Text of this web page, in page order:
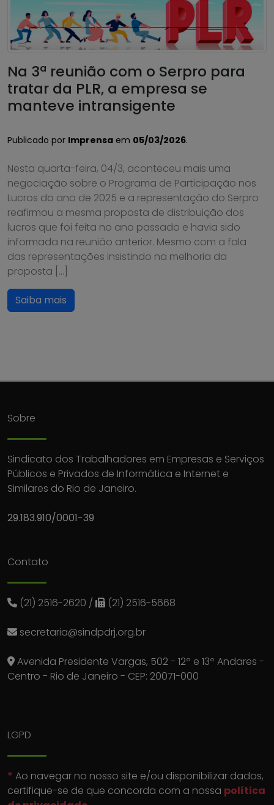
Na 3ª reunião com o Serpro para
tratar da PLR, a empresa se
manteve intransigente
Publicado por Imprensa em 05/03/2026.
Nesta quarta-feira, 04/3, aconteceu mais uma
negociação sobre o Programa de Participação nos
Lucros do ano de 2025 e a representação do Serpro
reafirmou a mesma proposta de distribuição dos
lucros que foi feita no ano passado e havia sido
informada na reunião anterior. Mesmo com a fala
das representações insistindo na melhoria da
proposta […]
Saiba mais
Sobre
Sindicato dos Trabalhadores em Empresas e Serviços
Públicos e Privados de Informática e Internet e
Similares do Rio de Janeiro.
29.183.910/0001-39
Contato
(21) 2516-2620 / (21) 2516-5668
secretaria@sindpdrj.org.br
Avenida Presidente Vargas, 502 - 12º e 13º Andares -
Centro - Rio de Janeiro - CEP: 20071-000
LGPD
* Ao navegar no nosso site e/ou disponibilizar dados,
certifique-se de que concorda com a nossa política